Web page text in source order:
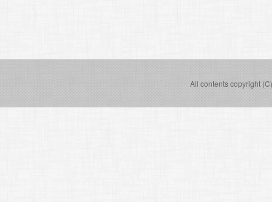
All contents copyright